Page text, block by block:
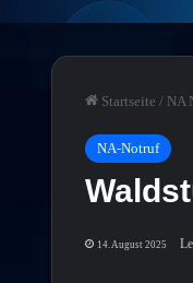
Startseite / NA
NA-Notruf
14. August 2025